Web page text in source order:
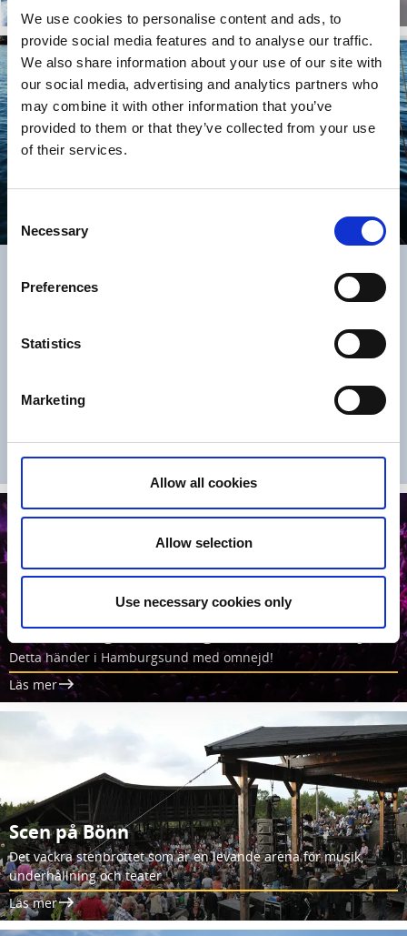
We use cookies to personalise content and ads, to
provide social media features and to analyse our traffic.
We also share information about your use of our site with
our social media, advertising and analytics partners who
may combine it with other information that you’ve
provided to them or that they’ve collected from your use
of their services.
Selection
Necessary
Preferences
Statistics
Marketing
Allow all cookies
Allow selection
Use necessary cookies only
Läs mer Läs mer
Skärgårdsupplevelser
kustremsa, anses av många vara världens vackraste
skärgård. Ta dig ut och upptäck öar, djur och natur på nära
skärgårdsupplevelser!
Skärgårdsupplevelser
Evenemang i Hamburgsund med omnejd
Detta händer i Hamburgsund med omnejd!
Läs mer
Scen på Bönn
Det vackra stenbrottet som är en levande arena för musik,
underhållning och teater.
Läs mer